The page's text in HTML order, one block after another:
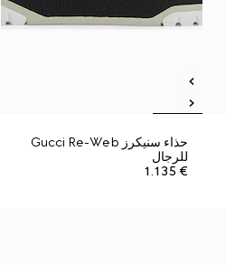
حذاء سنيكرز Gucci Re-Web
للرجال
€ 1.135